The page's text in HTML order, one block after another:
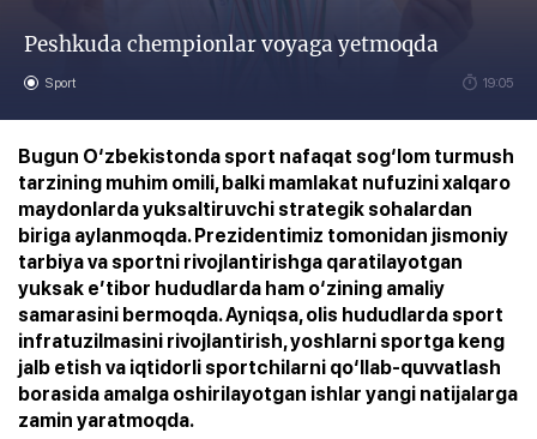
Peshkuda chempionlar voyaga yetmoqda
Sport 19:05
Bugun O‘zbekistonda sport nafaqat sog‘lom turmush
tarzining muhim omili, balki mamlakat nufuzini xalqaro
maydonlarda yuksaltiruvchi strategik sohalardan
biriga aylanmoqda. Prezidentimiz tomonidan jismoniy
tarbiya va sportni rivojlantirishga qaratilayotgan
yuksak e’tibor hududlarda ham o‘zining amaliy
samarasini bermoqda. Ayniqsa, olis hududlarda sport
infratuzilmasini rivojlantirish, yoshlarni sportga keng
jalb etish va iqtidorli sportchilarni qo‘llab-quvvatlash
borasida amalga oshirilayotgan ishlar yangi natijalarga
zamin yaratmoqda.